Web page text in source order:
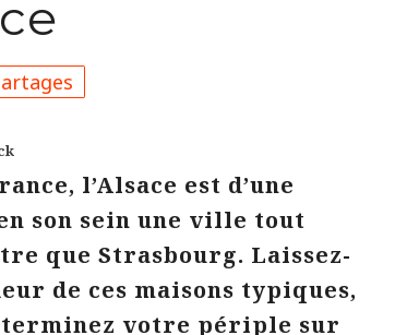
l’Alsace est d’une
son sein une ville tout
que Strasbourg. Laissez-
de ces maisons typiques,
terminez votre périple sur